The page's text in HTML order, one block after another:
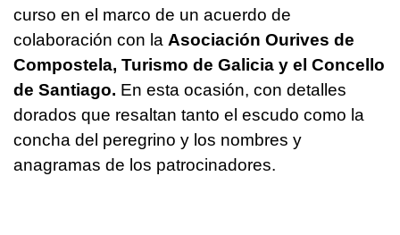
curso en el marco de un acuerdo de
colaboración con la Asociación Ourives de
Compostela, Turismo de Galicia y el Concello
de Santiago. En esta ocasión, con detalles
dorados que resaltan tanto el escudo como la
concha del peregrino y los nombres y
anagramas de los patrocinadores.